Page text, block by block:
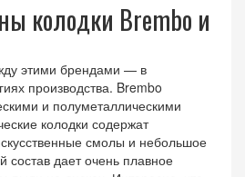
колодки Brembo и
этими брендами — в
производства. Brembo
и полуметаллическими
колодки содержат
смолы и небольшое
состав дает очень плавное